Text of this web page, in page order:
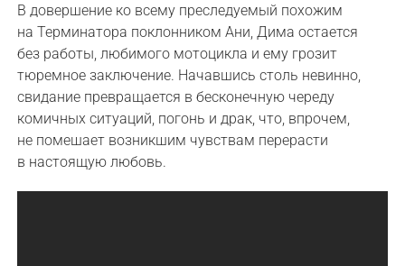
В довершение ко всему преследуемый похожим
на Терминатора поклонником Ани, Дима остается
без работы, любимого мотоцикла и ему грозит
тюремное заключение. Начавшись столь невинно,
свидание превращается в бесконечную череду
комичных ситуаций, погонь и драк, что, впрочем,
не помешает возникшим чувствам перерасти
в настоящую любовь.